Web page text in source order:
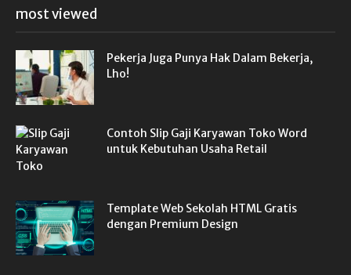
most viewed
Pekerja Juga Punya Hak Dalam Bekerja,
Lho!
Contoh Slip Gaji Karyawan Toko Word
untuk Kebutuhan Usaha Retail
Template Web Sekolah HTML Gratis
dengan Premium Design